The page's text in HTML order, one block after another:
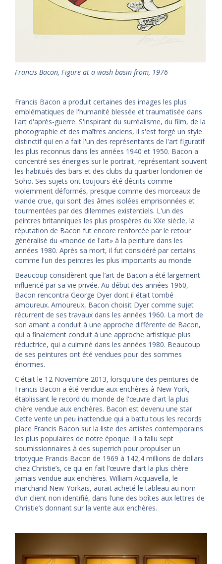
Francis Bacon, Figure at a wash basin from, 1976
Francis Bacon a produit certaines des images les plus
emblématiques de l'humanité blessée et traumatisée dans
l'art d'après-guerre. S'inspirant du surréalisme, du film, de la
photographie et des maîtres anciens, il s'est forgé un style
distinctif qui en a fait l'un des représentants de l'art figuratif
les plus reconnus dans les années 1940 et 1950. Bacon a
concentré ses énergies sur le portrait, représentant souvent
les habitués des bars et des clubs du quartier londonien de
Soho. Ses sujets ont toujours été décrits comme
violemment déformés, presque comme des morceaux de
viande crue, qui sont des âmes isolées emprisonnées et
tourmentées par des dilemmes existentiels. L'un des
peintres britanniques les plus prospères du XXe siècle, la
réputation de Bacon fut encore renforcée par le retour
généralisé du «monde de l'art» à la peinture dans les
années 1980. Après sa mort, il fut considéré par certains
comme l'un des peintres les plus importants au monde.
Beaucoup considèrent que l’art de Bacon a été largement
influencé par sa vie privée. Au début des années 1960,
Bacon rencontra George Dyer dont il était tombé
amoureux. Amoureux, Bacon choisit Dyer comme sujet
récurrent de ses travaux dans les années 1960. La mort de
son amant a conduit à une approche différente de Bacon,
qui a finalement conduit à une approche artistique plus
réductrice, qui a culminé dans les années 1980. Beaucoup
de ses peintures ont été vendues pour des sommes
énormes.
C'était le 12 Novembre 2013, lorsqu'une des peintures de
Francis Bacon a été vendue aux enchères à New York,
établissant le record du monde de l'œuvre d'art la plus
chère vendue aux enchères. Bacon est devenu une star .
Cette vente un peu inattendue qui a battu tous les records
place Francis Bacon sur la liste des artistes contemporains
les plus populaires de notre époque. Il a fallu sept
soumissionnaires à des superrich pour propulser un
triptyque Francis Bacon de 1969 à 142,4 millions de dollars
chez Christie’s, ce qui en fait l’œuvre d’art la plus chère
jamais vendue aux enchères. William Acquavella, le
marchand New-Yorkais, aurait acheté le tableau au nom
d’un client non identifié, dans l’une des boîtes aux lettres de
Christie’s donnant sur la vente aux enchères.